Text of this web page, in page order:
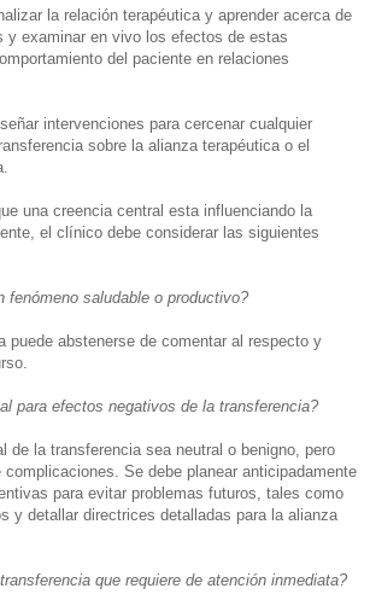
la relación terapéutica y aprender acerca de
y examinar en vivo los efectos de estas
del paciente en relaciones
intervenciones para cercenar cualquier
sobre la alianza terapéutica o el
una creencia central esta influenciando la
el clínico debe considerar las siguientes
fenómeno saludable o productivo?
puede abstenerse de comentar al respecto y
para efectos negativos de la transferencia?
de la transferencia sea neutral o benigno, pero
Se debe planear anticipadamente
para evitar problemas futuros, tales como
y detallar directrices detalladas para la alianza
que requiere de atención inmediata?